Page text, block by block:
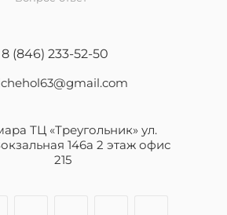
8 (846) 233-52-50
ТЦ «Треугольник» ул.
146а 2 этаж офис
215